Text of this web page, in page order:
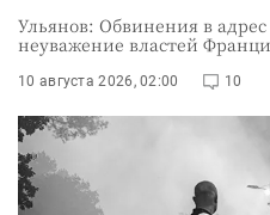
Ульянов: Обвинения в
неуважение властей
10 августа 2026, 02:00 10